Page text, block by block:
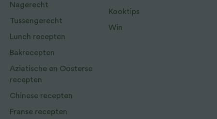
Nagerecht
Tussengerecht
Lunch recepten
Bakrecepten
Aziatische en Oosterse
recepten
Chinese recepten
Franse recepten
Kooktips
Win